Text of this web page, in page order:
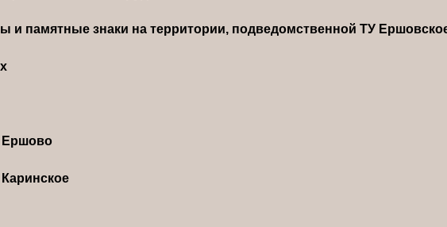
и памятные знаки на территории, подведомственной ТУ
Ершово